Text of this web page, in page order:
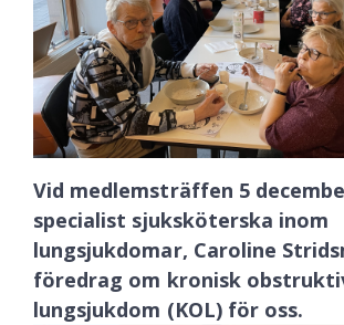
Vid medlemsträffen 5
specialist sjuksköterska inom
lungsjukdomar, Caroline
föredrag om kronisk
lungsjukdom (KOL) för oss.